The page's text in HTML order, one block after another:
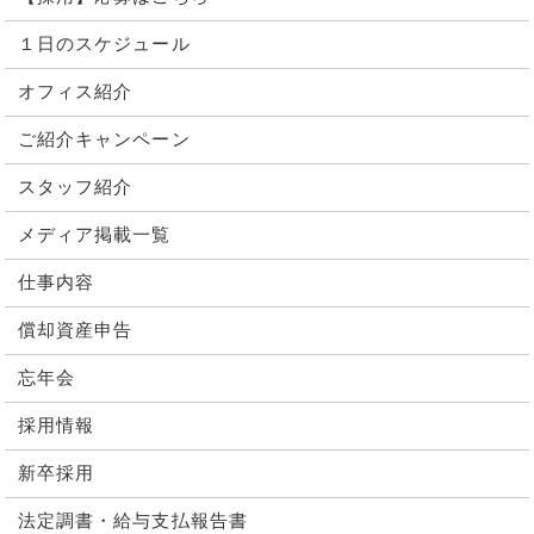
１日のスケジュール
オフィス紹介
ご紹介キャンペーン
スタッフ紹介
メディア掲載一覧
仕事内容
償却資産申告
忘年会
採用情報
新卒採用
法定調書・給与支払報告書